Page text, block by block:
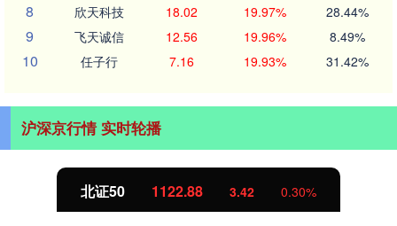
8 欣天科技 18.02 19.97% 28.44%
9 飞天诚信 12.56 19.96% 8.49%
10 任子行 7.16 19.93% 31.42%
沪深京行情 实时轮播
创业板指 3515.56 -19.58 -0.55%